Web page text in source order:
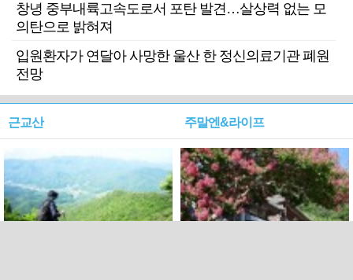
창녕 중부내륙고속도로서 포탄 발견…살상력 없는 모
의탄으로 밝혀져
입원환자가 연달아 사망한 울산 한 정신의료기관 폐원
전망
근교산 주말엔&라이프